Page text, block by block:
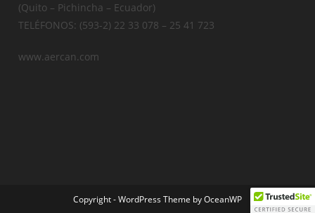
(Quito – Pichincha – Ecuador)
TELÉFONOS: (593-2) 22 33 078 – 25 41 723
www.aercan.com
Copyright - WordPress Theme by OceanWP